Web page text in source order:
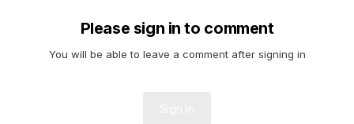
Please sign in to comment
You will be able to leave a comment after signing in